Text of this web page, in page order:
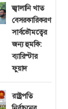
জ্বালানি খাত
বেসরকারিকরণ
সার্বভৌমত্বের
জন্য হুমকি:
ব্যারিস্টার
ফুয়াদ
রাষ্ট্রপতি